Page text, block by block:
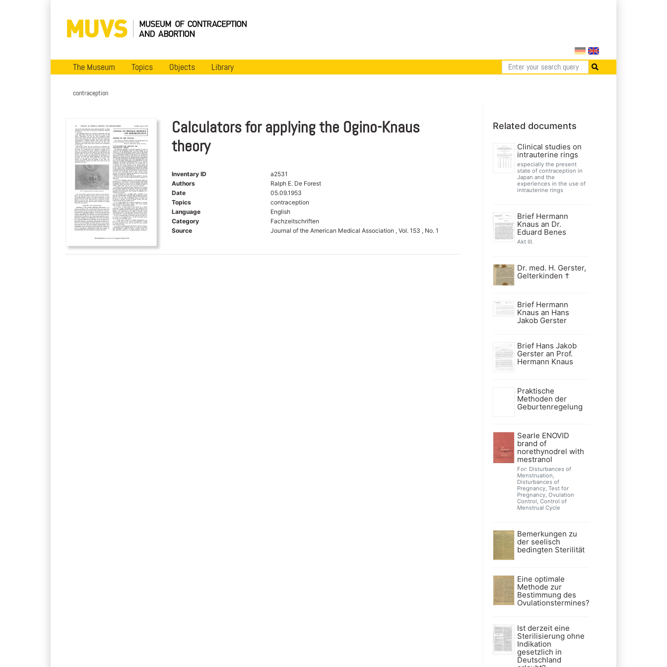
The Museum Topics Objects Library
contraception
Calculators for applying the Ogino-Knaus
theory
Inventary ID
a2531
Authors
Ralph E. De Forest
Date
05.09.1953
Topics
contraception
Language
English
Category
Fachzeitschriften
Source
Journal of the American Medical Association , Vol. 153 , No. 1
Related documents
Clinical studies on
intrauterine rings
especially the present
state of contraception in
Japan and the
experiences in the use of
intrauterine rings
Brief Hermann
Knaus an Dr.
Eduard Benes
Akt III.
Dr. med. H. Gerster,
Gelterkinden †
Brief Hermann
Knaus an Hans
Jakob Gerster
Brief Hans Jakob
Gerster an Prof.
Hermann Knaus
Praktische
Methoden der
Geburtenregelung
Searle ENOVID
brand of
norethynodrel with
mestranol
For: Disturbances of
Menstruation,
Disturbances of
Pregnancy, Test for
Pregnancy, Ovulation
Control, Control of
Menstrual Cycle
Bemerkungen zu
der seelisch
bedingten Sterilität
Eine optimale
Methode zur
Bestimmung des
Ovulationstermines?
Ist derzeit eine
Sterilisierung ohne
Indikation
gesetzlich in
Deutschland